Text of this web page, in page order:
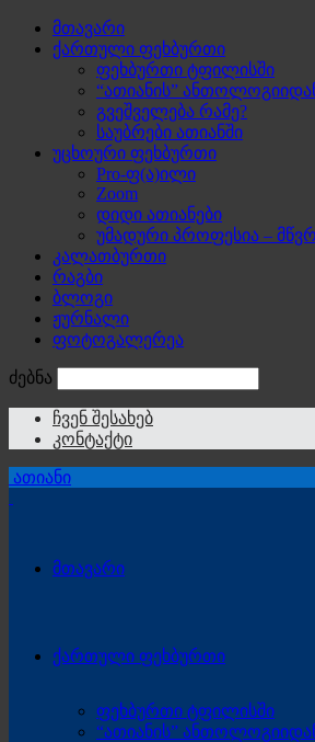
მთავარი
ქართული ფეხბურთი
ფეხბურთი ტფილისში
“ათიანის”
გვეშველება რამე?
საუბრები ათიანში
უცხოური ფეხბურთი
Pro-ფ(ა)ილი
Zoom
დიდი ათიანები
უმადური პროფესია –
კალათბურთი
რაგბი
ბლოგი
ჟურნალი
ფოტოგალერეა
ძებნა
ჩვენ შესახებ
კონტაქტი
ათიანი
მთავარი
ქართული ფეხბურთი
ფეხბურთი ტფილისში
“ათიანის”